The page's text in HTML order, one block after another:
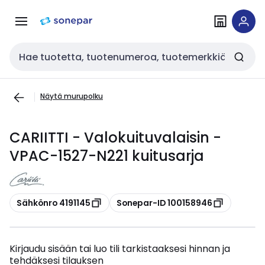
navigointiinsisältöön
Haku
Näytä murupolku
CARIITTI - Valokuituvalaisin -
VPAC-1527-N221 kuitusarja
Kopioi
Sähkönro 4191145 Kopioi
Sonepar-ID 100158946
Kirjaudu sisään tai luo tili tarkistaaksesi hinnan ja
tehdäksesi tilauksen